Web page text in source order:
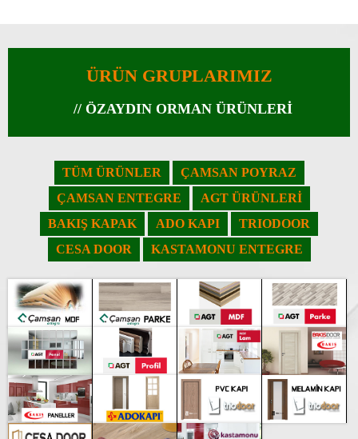
ÜRÜN GRUPLARIMIZ
// ÖZAYDIN ORMAN ÜRÜNLERİ
TÜM ÜRÜNLER
ÇAMSAN POYRAZ
ÇAMSAN ENTEGRE
AGT ÜRÜNLERİ
BAKIŞ KAPAK
ADO KAPI
TRIODOOR
CESA DOOR
KASTAMONU ENTEGRE